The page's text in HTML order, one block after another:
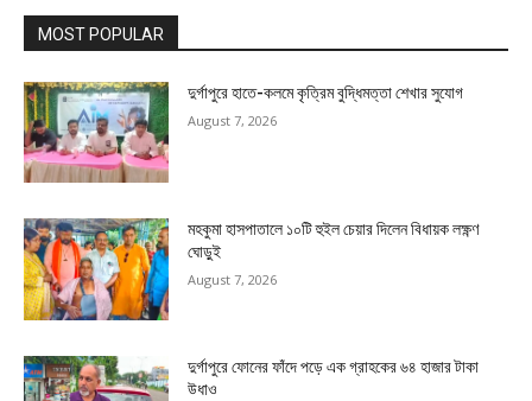
MOST POPULAR
দুর্গাপুরে হাতে-কলমে কৃত্রিম বুদ্ধিমত্তা শেখার সুযোগ
August 7, 2026
মহকুমা হাসপাতালে ১০টি হুইল চেয়ার দিলেন বিধায়ক লক্ষ্ণণ
ঘোড়ুই
August 7, 2026
দুর্গাপুরে ফোনের ফাঁদে পড়ে এক গ্রাহকের ৬৪ হাজার টাকা
উধাও